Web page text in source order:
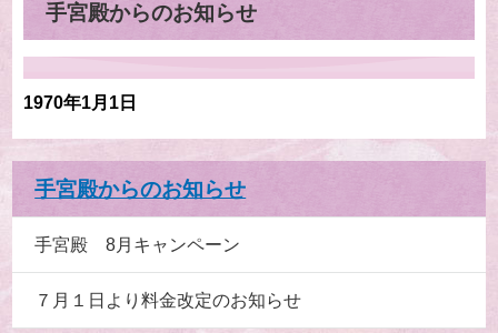
手宮殿からのお知らせ
1970年1月1日
手宮殿からのお知らせ
手宮殿 8月キャンペーン
７月１日より料金改定のお知らせ